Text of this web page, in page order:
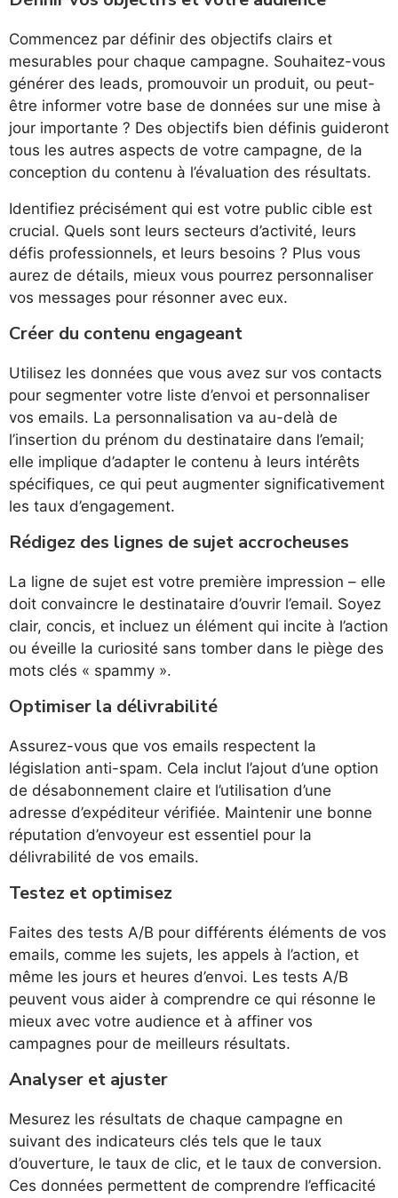
Commencez par définir des objectifs clairs et
mesurables pour chaque campagne. Souhaitez-vous
générer des leads, promouvoir un produit, ou peut-
être informer votre base de données sur une mise à
jour importante ? Des objectifs bien définis guideront
tous les autres aspects de votre campagne, de la
conception du contenu à l’évaluation des résultats.
Identifiez précisément qui est votre public cible est
crucial. Quels sont leurs secteurs d’activité, leurs
défis professionnels, et leurs besoins ? Plus vous
aurez de détails, mieux vous pourrez personnaliser
vos messages pour résonner avec eux.
Créer du contenu engageant
Utilisez les données que vous avez sur vos contacts
pour segmenter votre liste d’envoi et personnaliser
vos emails. La personnalisation va au-delà de
l’insertion du prénom du destinataire dans l’email;
elle implique d’adapter le contenu à leurs intérêts
spécifiques, ce qui peut augmenter significativement
les taux d’engagement.
Rédigez des lignes de sujet accrocheuses
La ligne de sujet est votre première impression – elle
doit convaincre le destinataire d’ouvrir l’email. Soyez
clair, concis, et incluez un élément qui incite à l’action
ou éveille la curiosité sans tomber dans le piège des
mots clés « spammy ».
Optimiser la délivrabilité
Assurez-vous que vos emails respectent la
législation anti-spam. Cela inclut l’ajout d’une option
de désabonnement claire et l’utilisation d’une
adresse d’expéditeur vérifiée. Maintenir une bonne
réputation d’envoyeur est essentiel pour la
délivrabilité de vos emails.
Testez et optimisez
Faites des tests A/B pour différents éléments de vos
emails, comme les sujets, les appels à l’action, et
même les jours et heures d’envoi. Les tests A/B
peuvent vous aider à comprendre ce qui résonne le
mieux avec votre audience et à affiner vos
campagnes pour de meilleurs résultats.
Analyser et ajuster
Mesurez les résultats de chaque campagne en
suivant des indicateurs clés tels que le taux
d’ouverture, le taux de clic, et le taux de conversion.
Ces données permettent de comprendre l’efficacité